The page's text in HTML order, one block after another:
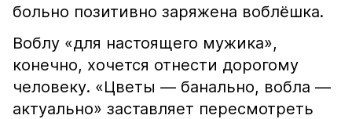
больно позитивно заряжена воблёшка.
Воблу «для настоящего мужика»,
конечно, хочется отнести дорогому
человеку. «Цветы — банально, вобла —
актуально» заставляет пересмотреть